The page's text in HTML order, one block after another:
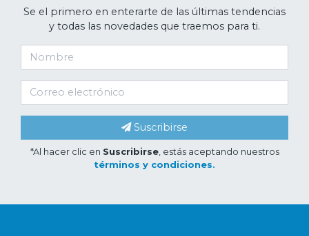
Se el primero en enterarte de las últimas tendencias
y todas las novedades que traemos para ti.
Suscribirse
*Al hacer clic en Suscribirse, estás aceptando nuestros
términos y condiciones.